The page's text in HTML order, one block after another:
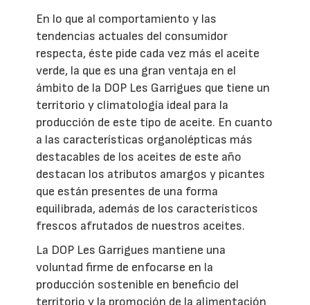
En lo que al comportamiento y las
tendencias actuales del consumidor
respecta, éste pide cada vez más el aceite
verde, la que es una gran ventaja en el
ámbito de la DOP Les Garrigues que tiene un
territorio y climatología ideal para la
producción de este tipo de aceite. En cuanto
a las características organolépticas más
destacables de los aceites de este año
destacan los atributos amargos y picantes
que están presentes de una forma
equilibrada, además de los característicos
frescos afrutados de nuestros aceites.
La DOP Les Garrigues mantiene una
voluntad firme de enfocarse en la
producción sostenible en beneficio del
territorio y la promoción de la alimentación